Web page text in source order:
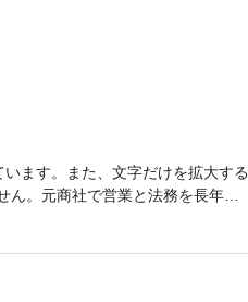
ます。また、文字だけを拡大する
。元商社で営業と法務を長年経
ジネスの「現場で使える」英文契
達担当必読の1 冊です。